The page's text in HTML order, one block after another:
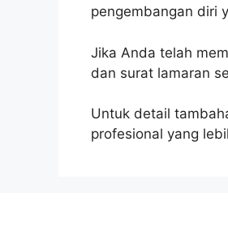
pengembangan diri
Jika Anda telah
dan surat lamaran
Untuk detail
profesional yang